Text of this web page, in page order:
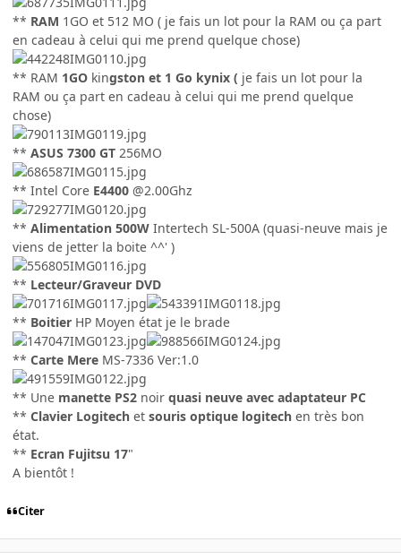
** RAM 1GO et 512 MO ( je fais un lot pour la RAM ou ça part
en cadeau à celui qui me prend quelque chose)
** RAM 1GO kingston et 1 Go kynix ( je fais un lot pour la
RAM ou ça part en cadeau à celui qui me prend quelque
chose)
** ASUS 7300 GT 256MO
** Intel Core E4400 @2.00Ghz
** Alimentation 500W Intertech SL-500A (quasi-neuve mais je
viens de jetter la boite ^^' )
** Lecteur/Graveur DVD
** Boitier HP Moyen état je le brade
** Carte Mere MS-7336 Ver:1.0
** Une manette PS2 noir quasi neuve avec adaptateur PC
** Clavier Logitech et souris optique logitech en très bon
état.
** Ecran Fujitsu 17"
A bientôt !
Citer